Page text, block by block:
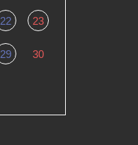
22 23
29 30